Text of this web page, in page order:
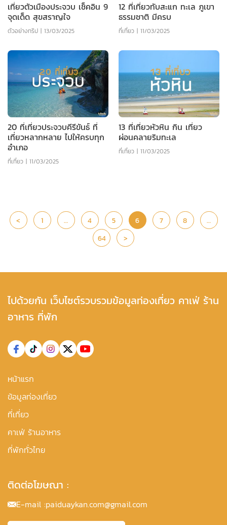
เที่ยวตัวเมืองประจวบ เช็คอิน 9
จุดเด็ด สุขสราญใจ
ตัวอย่างทริป | 13/03/2025
12 ที่เที่ยวทับสะแก ทะเล ภูเขา
ธรรมชาติ มีครบ
ที่เที่ยว | 11/03/2025
20 ที่เที่ยวประจวบคีรีขันธ์ ที่
เที่ยวหลากหลาย ไปให้ครบทุก
อำเภอ
ที่เที่ยว | 11/03/2025
13 ที่เที่ยวหัวหิน กิน เที่ยว
ผ่อนคลายริมทะเล
ที่เที่ยว | 11/03/2025
< 1 … 4 5 6 7 8
…
64
>
ไปด้วยกัน เว็บไซต์รวบรวมข้อมูลท่องเที่ยว คาเฟ่ ร้าน
อาหาร ที่พัก
หน้าแรก
ข้อมูลท่องเที่ยว
ที่เที่ยว
คาเฟ่ ร้านอาหาร
ที่พักทั่วไทย
ติดต่อโฆษณา :
E-mail :paiduaykan.com@gmail.com